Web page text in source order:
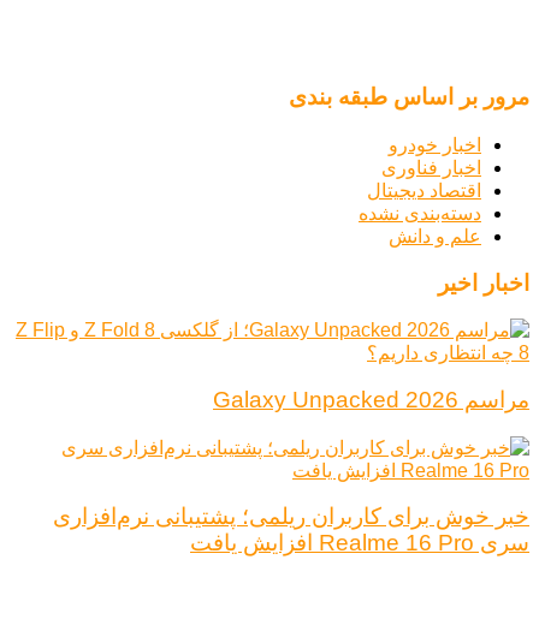
مرور بر اساس طبقه بندی
اخبار خودرو
اخبار فناوری
اقتصاد دیجیتال
دسته‌بندی نشده
علم و دانش
اخبار اخیر
مراسم Galaxy Unpacked 2026
خبر خوش برای کاربران ریلمی؛ پشتیبانی نرم‌افزاری
سری Realme 16 Pro افزایش یافت